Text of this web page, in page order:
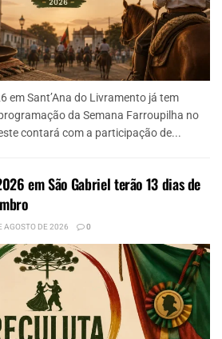
em Sant’Ana do Livramento já tem
da Semana Farroupilha no
contará com a participação de...
em São Gabriel terão 13 dias de
AGOSTO DE 2026 0